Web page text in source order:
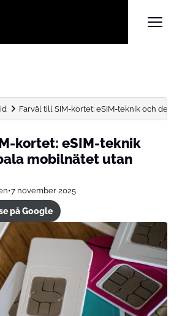
Farväl till SIM-kortet: eSIM-teknik och det
kortet: eSIM-teknik
mobilnätet utan
•7 november 2025
på Google